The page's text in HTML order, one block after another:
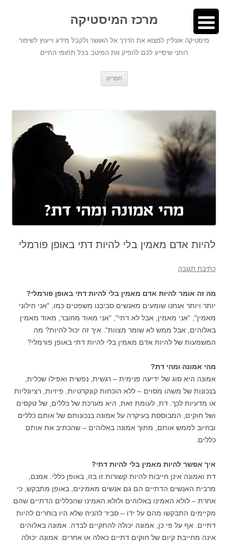
לתוכן
מרכז המיסטיקה
מיסטיקה אונליין למצוא את הדרך אל האושר ולקבל מידע וייעוץ לשיפור
רוחני שיסייע לכם להפיק את המיטב בכל תחומי החיים
תפריט
להיות אדם מאמין בלי להיות דתי באופן פורמלי
כתיבת תגובה
מה זה אומר להיות אדם מאמין בלי להיות דתי באופן פורמלי?
יותר ויותר אנחנו שומעים מאנשים סביבנו משפטים כמו, "אני חילוני
מאמין", "אני מאמין, אבל לא דתי", "אני מאוד מחובר, מאוד מאמין
באלוהים, אבל ממש לא שומר מצוות". איך זה יכול להיות? מה
המשמעות של להיות אדם מאמין בלי להיות דתי באופן פורמלי?
מהי אמונה ומהי דת?
אמונה היא סוג של ידיעה פנימית – רגשית, נפשית ואפילו שכלית,
בנכונות של משהו מסוים – ללא הוכחות קונקרטיות, פיזיות, רציונליות
או מדעיות לכך. דת, לעומת זאת, היא מערכת של כללים, של טקסים
ושל חוקים, המבוססת בעיקרה על אמונה בנכונותם של אותם כללים
ובחיוב לממש אותם, מתוך אמונה באלוהים – שהכתיב את אותם
כללים.
איך אפשר להיות מאמין בלי להיות דתי?
דת ואמונה אינן חייבות להיות קשורות זו בזו, באופן כללי. אמנם,
מרבית האנשים הדתיים הם גם אנשים מאמינים, באופן מתבקש, כי
אחרת – לולא האמינו באלוהים ולולא האמינו שהכללים הדתיים שהם
מקיימים התבקשו מהם על ידו – סביר להניח שלא היו בוחרים להיות
דתיים. אף על פי כן, אמונה יכולה להתקיים לבדה. אמונה באלוהים
אינה מחייבת קיום של חוקים דתיים כאלה או אחרים. אמונה יכולה